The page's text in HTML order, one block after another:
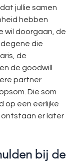
jullie samen
hebben
wil doorgaan, de
die
de
de goodwill
partner
Die som
op een eerlijke
ontstaan er later
bij de